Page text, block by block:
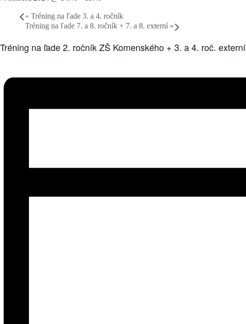
« Tréning na ľade 3. a 4. ročník
Tréning na ľade 7. a 8. ročník + 7. a 8. externí »
Tréning na ľade 2. ročník ZŠ Komenského + 3. a 4. roč. externí